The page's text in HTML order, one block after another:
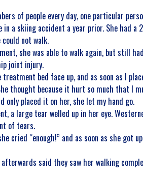
of people every day, one particular
in a skiing accident a year prior. She had
not walk.
she was able to walk again, but still
joint injury.
bed face up, and as soon as I
thought because it hurt so much that I
only placed it on her, she let my hand go.
a large tear welled up in her eye.
of tears.
cried “enough!” and as soon as she got
said they saw her walking